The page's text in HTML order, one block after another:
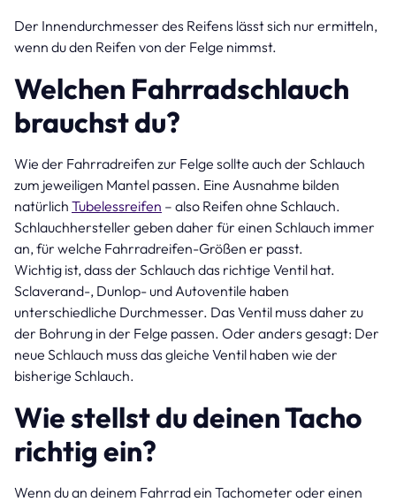
Der Innendurchmesser des Reifens lässt sich nur ermitteln,
wenn du den Reifen von der Felge nimmst.
Welchen Fahrradschlauch
brauchst du?
Wie der Fahrradreifen zur Felge sollte auch der Schlauch
zum jeweiligen Mantel passen. Eine Ausnahme bilden
natürlich Tubelessreifen – also Reifen ohne Schlauch.
Schlauchhersteller geben daher für einen Schlauch immer
an, für welche Fahrradreifen-Größen er passt.
Wichtig ist, dass der Schlauch das richtige Ventil hat.
Sclaverand-, Dunlop- und Autoventile haben
unterschiedliche Durchmesser. Das Ventil muss daher zu
der Bohrung in der Felge passen. Oder anders gesagt: Der
neue Schlauch muss das gleiche Ventil haben wie der
bisherige Schlauch.
Wie stellst du deinen Tacho
richtig ein?
Wenn du an deinem Fahrrad ein Tachometer oder einen